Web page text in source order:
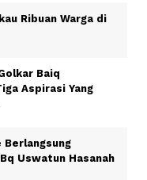
Ribuan Warga di
Baiq
Aspirasi Yang
Berlangsung
Uswatun Hasanah